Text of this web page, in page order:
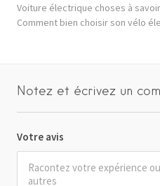
Voiture électrique choses à
Comment bien choisir son vélo
Notez et écrivez un
Votre avis